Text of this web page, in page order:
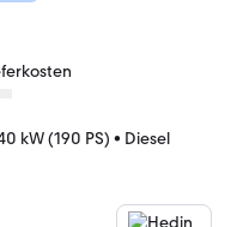
kW (190 PS) • Diesel